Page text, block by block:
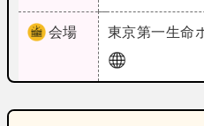
会場 東京第一生命